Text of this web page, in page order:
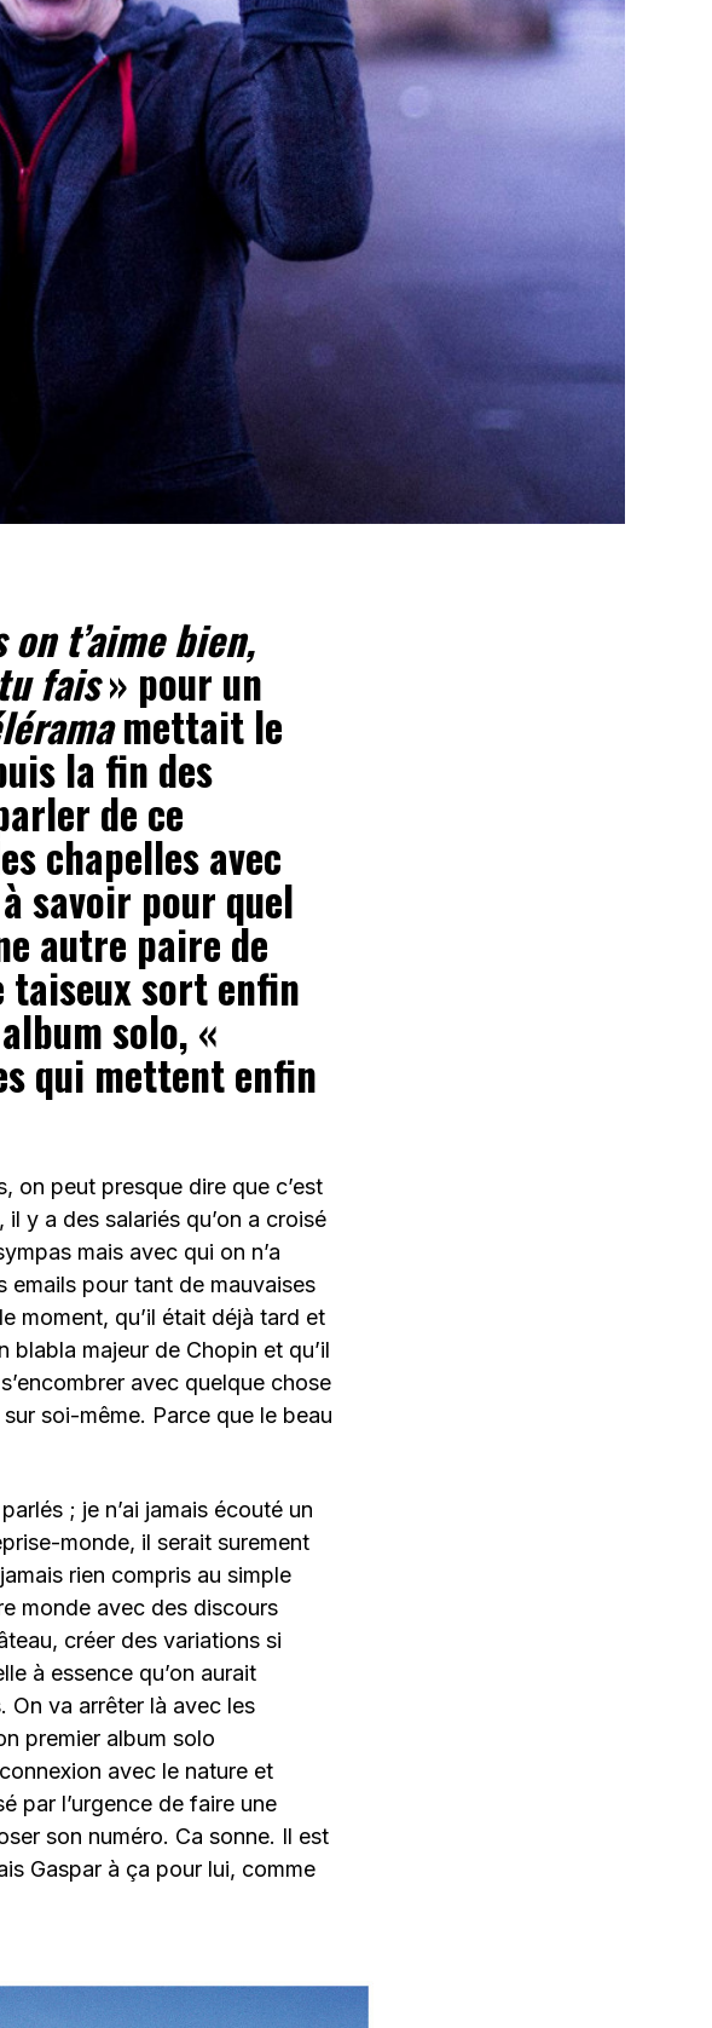
on t’aime bien,
fais» pour un
mettait le
la fin des
de ce
chapelles avec
savoir pour quel
autre paire de
sort enfin
solo, «
qui mettent enfin
on peut presque dire que c’est
y a des salariés qu’on a croisé
mais avec qui on n’a
emails pour tant de mauvaises
moment, qu’il était déjà tard et
blabla majeur de Chopin et qu’il
avec quelque chose
soi-même. Parce que le beau
; je n’ai jamais écouté un
monde, il serait surement
rien compris au simple
monde avec des discours
créer des variations si
à essence qu’on aurait
On va arrêter là avec les
premier album solo
avec le nature et
par l’urgence de faire une
son numéro. Ca sonne. Il est
Gaspar à ça pour lui, comme